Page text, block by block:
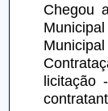
Chegou
licitação